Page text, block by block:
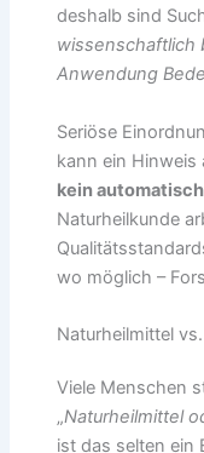
deshalb sind
wissenschaftlich
Anwendung
Seriöse
kann ein Hinweis
kein
Naturheilkunde
wo möglich –
Naturheilmittel
Viele Menschen
„Naturheilmittel
ist das selten ein